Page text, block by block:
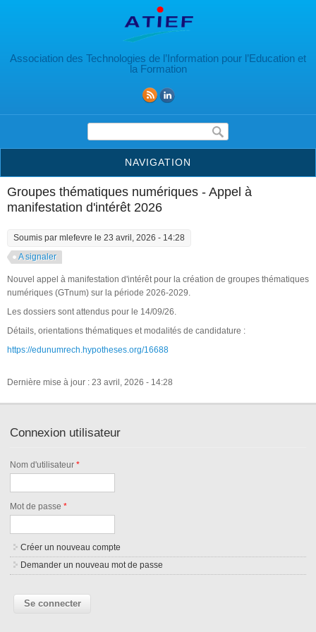
Association des Technologies de l’Information pour l’Education et
la Formation
Formulaire de recherche
NAVIGATION
Groupes thématiques numériques - Appel à
manifestation d'intérêt 2026
Soumis par mlefevre le 23 avril, 2026 - 14:28
A signaler
Nouvel appel à manifestation d'intérêt pour la création de groupes thématiques
numériques (GTnum) sur la période 2026-2029.
Les dossiers sont attendus pour le 14/09/26.
Détails, orientations thématiques et modalités de candidature :
https://edunumrech.hypotheses.org/16688
Dernière mise à jour : 23 avril, 2026 - 14:28
Connexion utilisateur
Nom d'utilisateur*
Mot de passe*
Créer un nouveau compte
Demander un nouveau mot de passe